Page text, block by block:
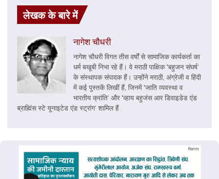
लेखक के बारे में
नागेश चौधरी
नागेश चौधरी विगत तीस वर्षों से सामाजिक कार्यकर्ता का
धर्म बखूबी निभा रहे हैं। वे मराठी पाक्षिक 'बहुजन संघर्ष’
के संस्थापक संपादक हैं। उन्होंने मराठी, अंग्रेजी व हिंदी
में कई पुस्तकें लिखीं हैं, जिनमें 'जाति व्यवस्था व
भारतीय क्रांति’ और 'व्हाय बहुजंस आर डिवाइडेड एंड
ब्राह्मिंस स्टे यूनाइटेड एंड स्ट्रांग’ शामिल हैं